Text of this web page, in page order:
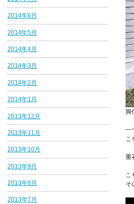
脚
一
こ
重
こ
そ
2014年6月
2014年5月
2014年4月
2014年3月
2014年2月
2014年1月
2013年12月
2013年11月
2013年10月
2013年9月
2013年8月
2013年7月